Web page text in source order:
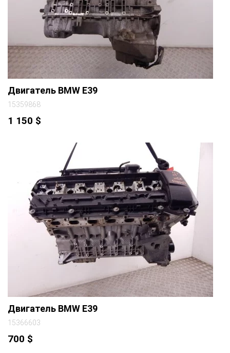
Двигатель BMW E39
15359868
1 150 $
Двигатель BMW E39
15366603
700 $